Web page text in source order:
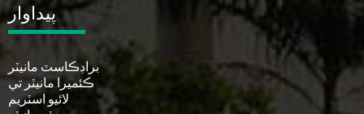
پيداوار
براڊڪاسٽ مانيٽر
ڪئميرا مانيٽر تي
لائيو اسٽريم